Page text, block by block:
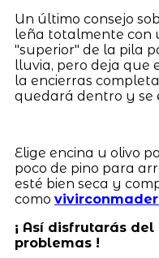
Un último consejo
leña totalmente con
"superior" de la pila
lluvia, pero deja que
la encierras
quedará dentro y se
Elige encina u olivo
poco de pino para
esté bien seca y
como
¡ Así disfrutarás
problemas !